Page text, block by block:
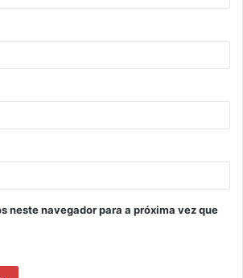
neste navegador para a próxima vez que